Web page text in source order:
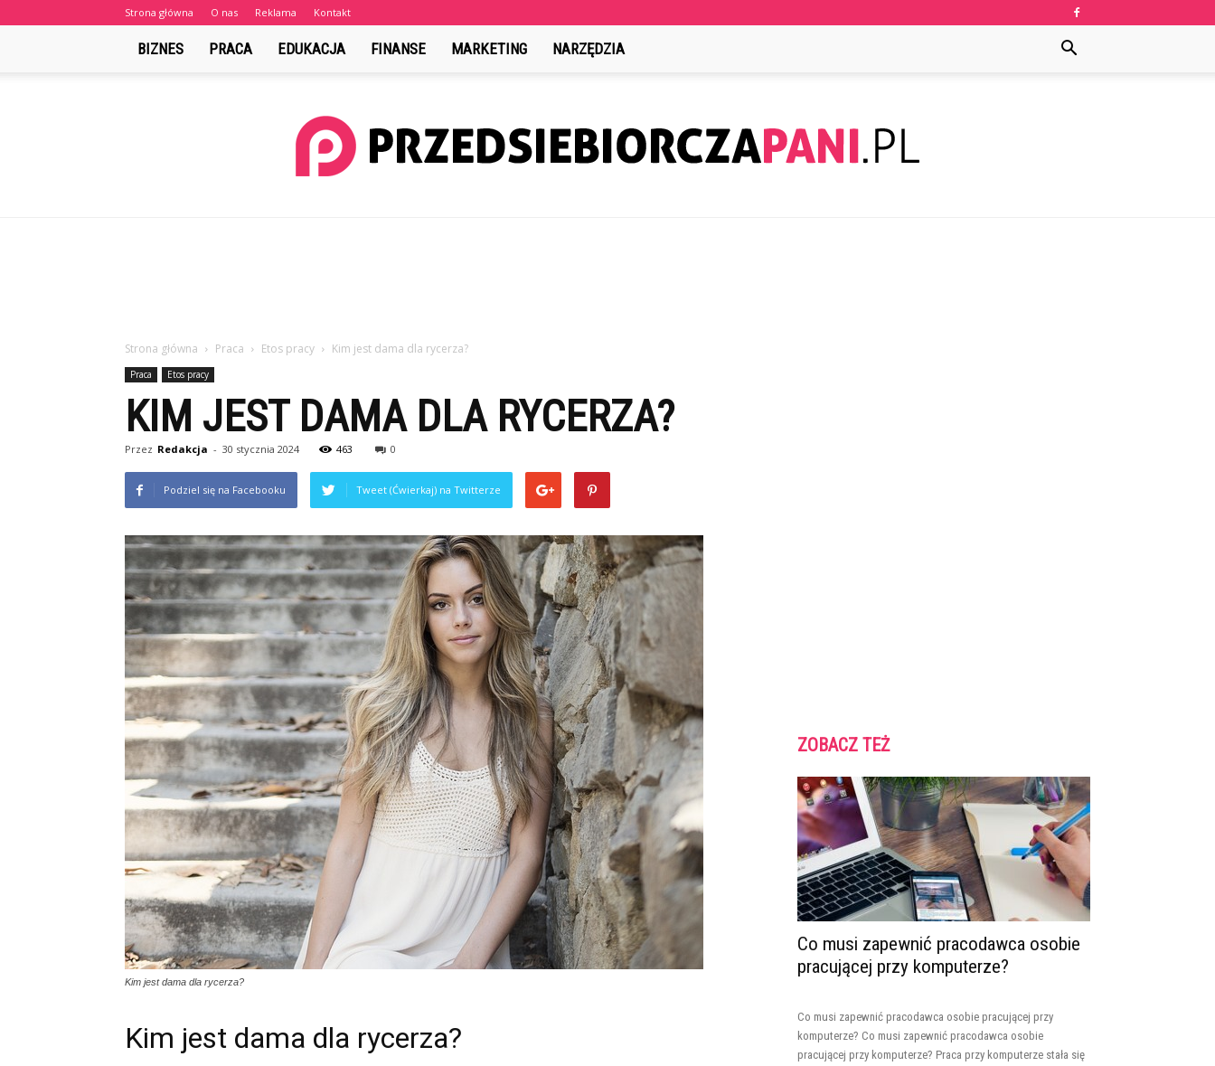
Strona główna O nas Reklama Kontakt
BIZNES PRACA EDUKACJA FINANSE MARKETING NARZĘDZIA
Strona główna Praca Etos pracy Kim jest dama dla rycerza?
Praca Etos pracy
KIM JEST DAMA DLA RYCERZA?
Przez Redakcja - 30 stycznia 2024 463 0
Podziel się na Facebooku Tweet (Ćwierkaj) na Twitterze
Kim jest dama dla rycerza?
Kim jest dama dla rycerza?
ZOBACZ TEŻ
Co musi zapewnić pracodawca osobie
pracującej przy komputerze?
Co musi zapewnić pracodawca osobie pracującej przy
komputerze? Co musi zapewnić pracodawca osobie
pracującej przy komputerze? Praca przy komputerze stała się